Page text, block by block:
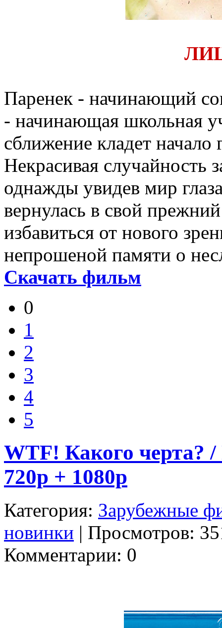
Паренек - начинающий
- начинающая школьная
сближение кладет
Некрасивая случайность
однажды увидев мир
вернулась в свой
избавиться от нового
непрошеной памяти о
Скачать фильм
0
1
2
3
4
5
WTF! Какого черта?
720p + 1080p
Категория: Зарубежные
новинки | Просмотров:
Комментарии: 0